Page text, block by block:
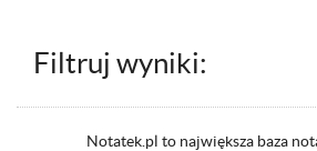
Filtruj wyniki:
Notatek.pl to największa baza